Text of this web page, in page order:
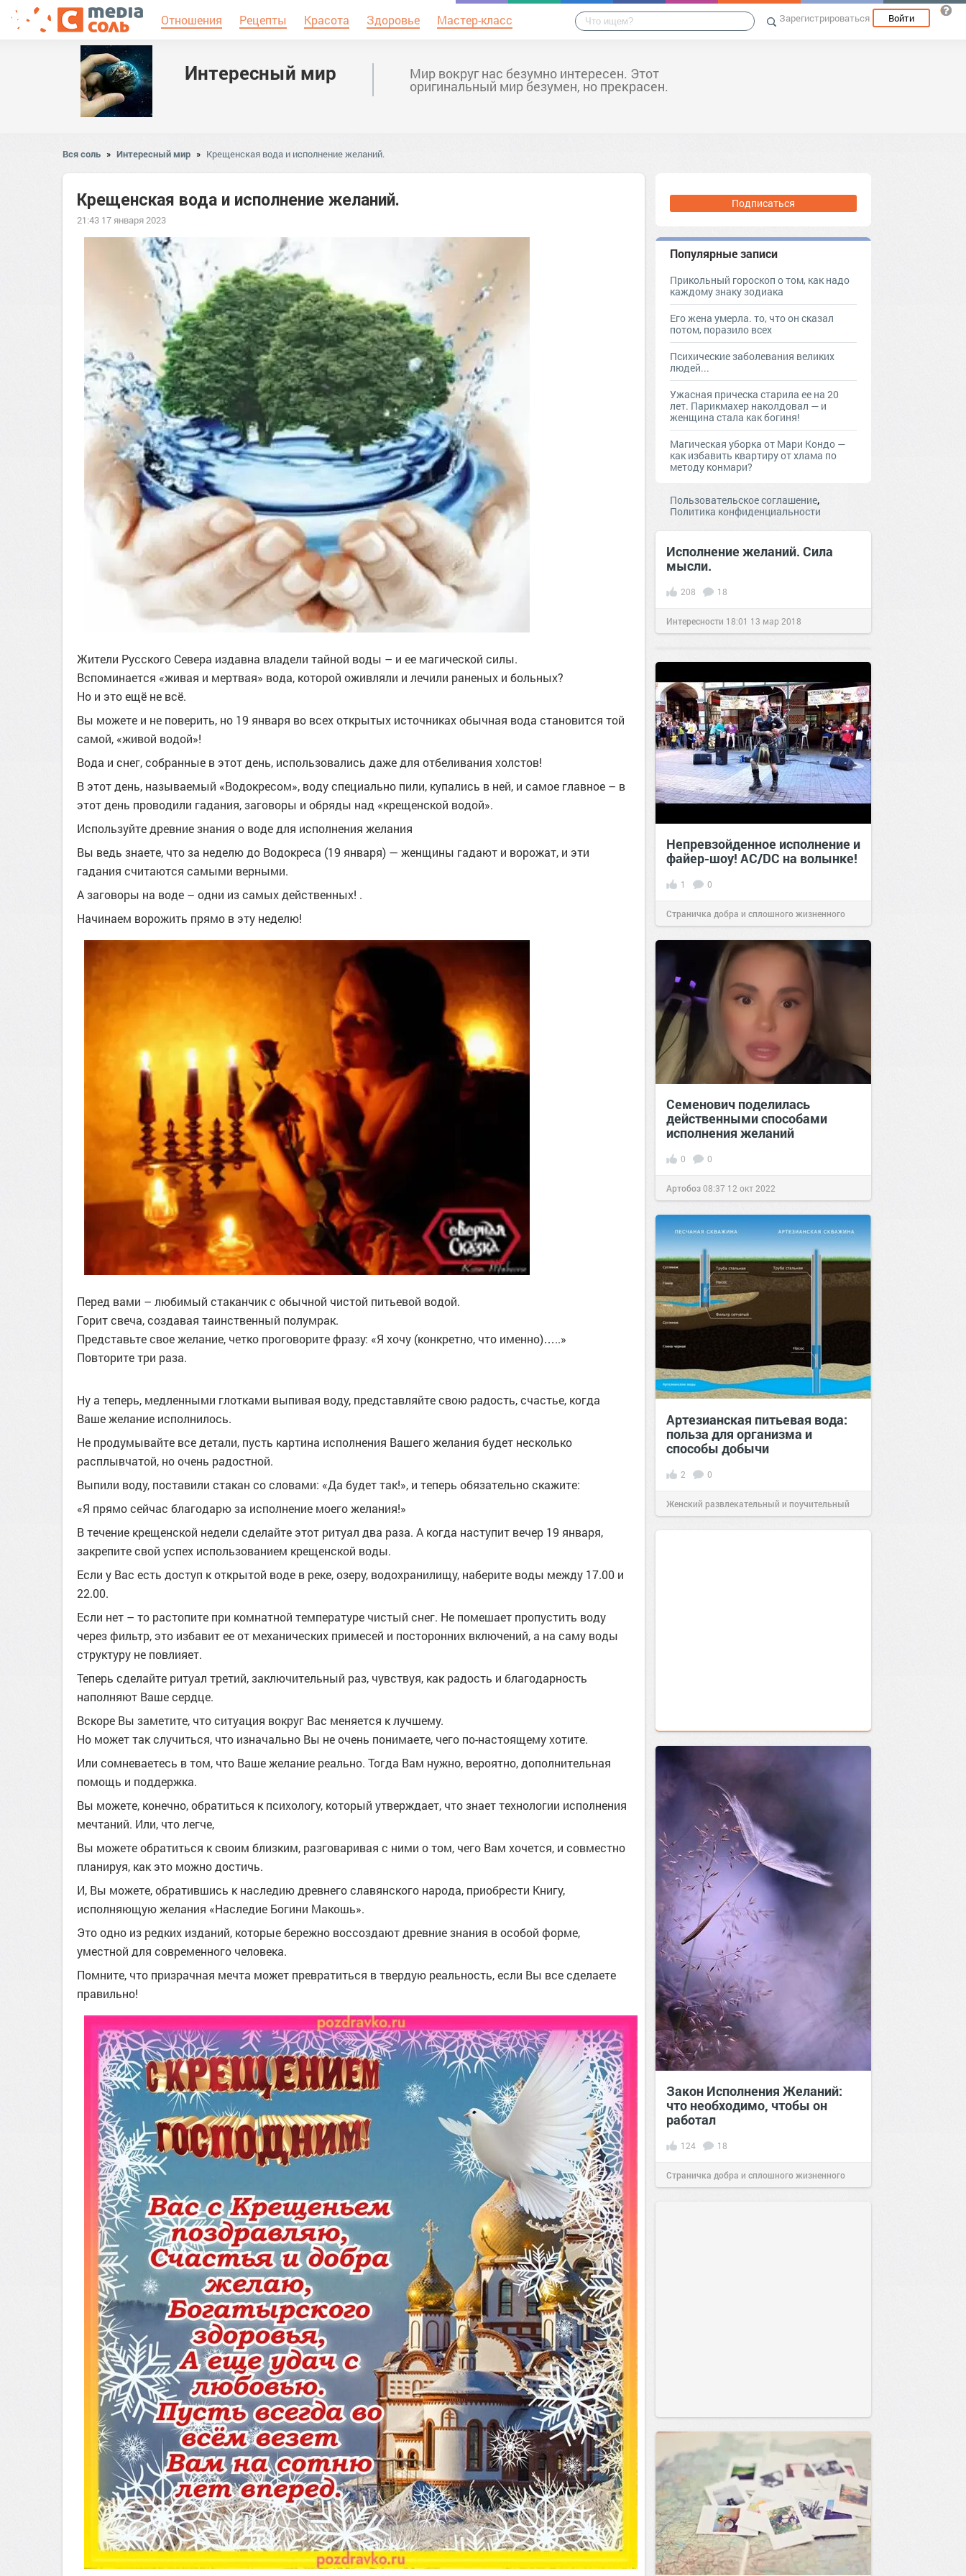
Отношения Рецепты Красота Здоровье Мастер-класс Зарегистрироваться Войти
Интересный мир Мир вокруг нас безумно интересен. Этот
оригинальный мир безумен, но прекрасен.
Вся соль » Интересный мир » Крещенская вода и исполнение желаний.
Крещенская вода и исполнение желаний.
21:43 17 января 2023
Жители Русского Севера издавна владели тайной воды – и ее магической силы.
Вспоминается «живая и мертвая» вода, которой оживляли и лечили раненых и больных?
Но и это ещё не всё.
Вы можете и не поверить, но 19 января во всех открытых источникахобычная вода становится той
самой, «живой водой»!
Вода и снег, собранные в этот день, использовались даже для отбеливания холстов!
В этот день, называемый «Водокресом», воду специально пили, купались в ней, и самое главное – в
этот день проводили гадания, заговоры и обряды над «крещенской водой».
Используйте древние знания о воде для исполнения желания
Вы ведь знаете, что за неделю до Водокреса (19 января) — женщины гадают и ворожат, и эти
гадания считаются самыми верными.
А заговоры на воде – одни из самых действенных! .
Начинаем ворожить прямо в эту неделю!
Перед вами – любимый стаканчик с обычной чистой питьевой водой.
Горит свеча, создавая таинственный полумрак.
Представьте свое желание, четко проговорите фразу: «Я хочу (конкретно, что именно)…..»
Повторите три раза.
Ну а теперь, медленными глотками выпивая воду, представляйте свою радость, счастье, когда
Ваше желание исполнилось.
Не продумывайте все детали, пусть картина исполнения Вашего желания будет несколько
расплывчатой, но очень радостной.
Выпили воду, поставили стакан со словами: «Да будет так!», и теперь обязательно скажите:
«Я прямо сейчас благодарю за исполнение моего желания!»
В течение крещенской недели сделайте этот ритуал два раза. А когда наступит вечер 19 января,
закрепитесвой успех использованием крещенской воды.
Если у Вас есть доступ к открытой воде в реке, озеру, водохранилищу, наберите воды между 17.00 и
22.00.
Если нет – то растопите при комнатной температуре чистый снег. Не помешает пропустить воду
через фильтр, это избавит ее от механических примесей и посторонних включений, а на саму воды
структуру не повлияет.
Теперь сделайте ритуал третий, заключительный раз, чувствуя, как радость и благодарность
наполняют Ваше сердце.
Вскоре Вы заметите, чтоситуация вокруг Вас меняется к лучшему.
Но может так случиться, что изначально Вы не очень понимаете, чего по-настоящему хотите.
Или сомневаетесь в том, что Ваше желание реально. Тогда Вам нужно, вероятно, дополнительная
помощь и поддержка.
Вы можете, конечно, обратиться к психологу, который утверждает, что знает технологии исполнения
мечтаний. Или, что легче,
Вы можете обратиться к своим близким, разговаривая с ними о том, чего Вам хочется, и совместно
планируя, как это можно достичь.
И, Вы можете, обратившись к наследию древнего славянского народа, приобрести Книгу,
исполняющую желания «Наследие Богини Макошь».
Это одно из редких изданий, которые бережно воссоздают древние знания в особой форме,
уместной для современного человека.
Помните, что призрачная мечта может превратиться в твердую реальность, если Вы все сделаете
правильно!
Подписаться
Популярные записи
Прикольный гороскоп о том, как надо
каждому знаку зодиака
Его жена умерла. то, что он сказал
потом, поразило всех
Психические заболевания великих
людей...
Ужасная прическа старила ее на 20
лет. Парикмахер наколдовал — и
женщина стала как богиня!
Магическая уборка от Мари Кондо —
как избавить квартиру от хлама по
методу конмари?
Пользовательское соглашение,
Политика конфиденциальности
Исполнение желаний. Сила
мысли.
208 18
Интересности 18:01 13 мар 2018
Непревзойденное исполнение и
файер-шоу! AC/DC на волынке!
1 0
Страничка добра и сплошного жизненного
позитива!18:4810 дек 2023
Семенович поделилась
действенными способами
исполнения желаний
0 0
Артобоз08:37 12 окт 2022
Артезианская питьевая вода:
польза для организма и
способы добычи
2 0
Женский развлекательный и поучительный
сайт. 14:36 08 ноя 2021
Закон Исполнения Желаний:
что необходимо, чтобы он
работал
124 18
Страничка добра и сплошного жизненного